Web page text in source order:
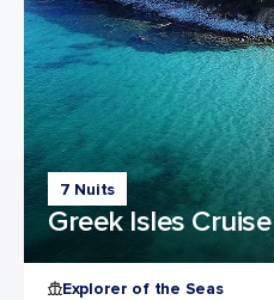
7 Nuits
Greek Isles Cruise
Explorer of the Seas